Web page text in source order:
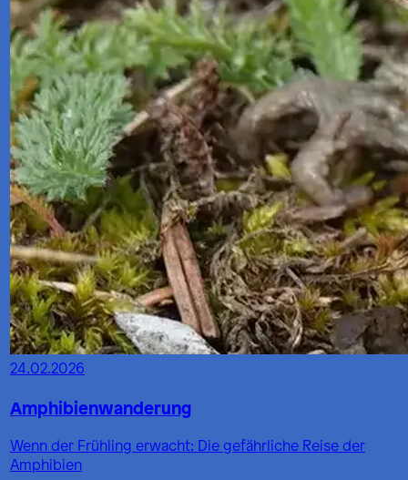
24.02.2026
Amphibienwanderung
Wenn der Frühling erwacht: Die gefährliche Reise der
Amphibien